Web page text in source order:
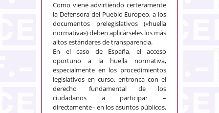
Como viene advirtiendo certeramente
la Defensora del Pueblo Europeo, a los
documentos prelegislativos («huella
normativa») deben aplicárseles los más
altos estándares de transparencia.
En el caso de España, el acceso
oportuno a la huella normativa,
especialmente en los procedimientos
legislativos en curso, entronca con el
derecho fundamental de los
ciudadanos a participar –
directamente– en los asuntos públicos,